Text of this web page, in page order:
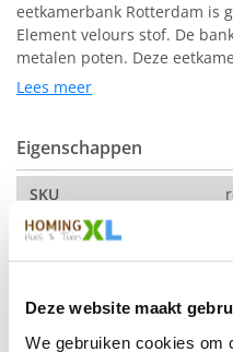
Deze website maakt
We gebruiken cookies om
eetkamerbank Rotterdam is
Element velours stof. De
metalen poten. Deze
uitstraling en is zowel
Afmeting:
hoek naar hoek: 230 cm
Zitdiepte: 44 cm
De kleur op de foto kan per
Lees meer
Eigenschappen
SKU
Montage
Soort
Vorm